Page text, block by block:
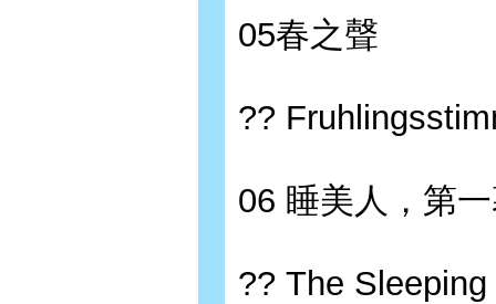
05春之聲
??
06 睡美人，第
?? The